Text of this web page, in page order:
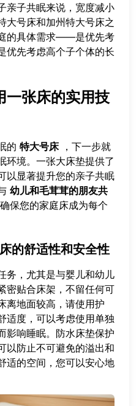
亲子共眠来说，宽度减小
大号床和加州特大号床之
的具体需求——是优先考
优先考虑高个子个体的长
一张床的实用技
的 特大号床，下一步就
环境。一张大床垫提供了
以显著提升您的亲子共眠
幼儿和毛茸茸的朋友共
保您的家庭床成为每个
的舒适性和安全性
务，尤其是与婴儿和幼儿
密贴合床架，不留任何可
离地面较高，请使用护
适度，可以考虑使用单独
影响睡眠。防水床垫保护
以防止不可避免的溢出和
适的空间，您可以安心地